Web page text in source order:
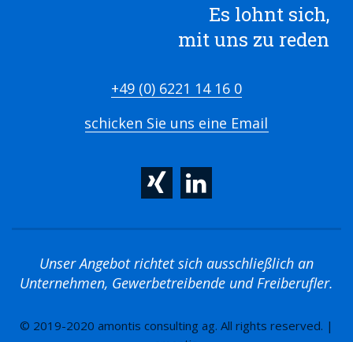
Es lohnt sich,
mit uns zu reden
+49 (0) 6221 14 16 0
schicken Sie uns eine Email
Unser Angebot richtet sich ausschließlich an
Unternehmen, Gewerbetreibende und Freiberufler.
© 2019-2020 amontis consulting ag. All rights reserved. |